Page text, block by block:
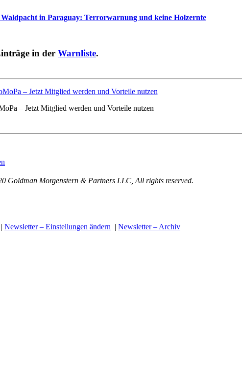
in Paraguay: Terrorwarnung und keine Holzernte
in der Warnliste.
– Jetzt Mitglied werden und Vorteile nutzen
Goldman Morgenstern & Partners LLC, All rights reserved.
| Newsletter – Einstellungen ändern | Newsletter – Archiv